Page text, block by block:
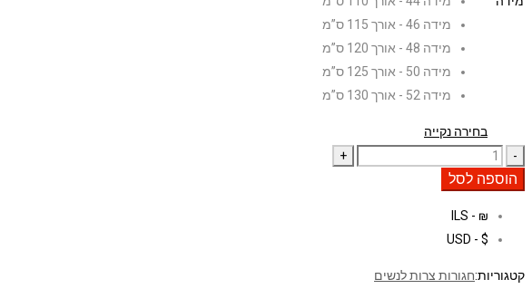
מידה 46 - אורך 115 ס”מ
מידה 48 - אורך 120 ס”מ
מידה 50 - אורך 125 ס”מ
מידה 52 - אורך 130 ס”מ
בחירה נקייה
הוספה לסל
₪ - ILS
$ - USD
קטגוריות:חגורות צרות לנשים